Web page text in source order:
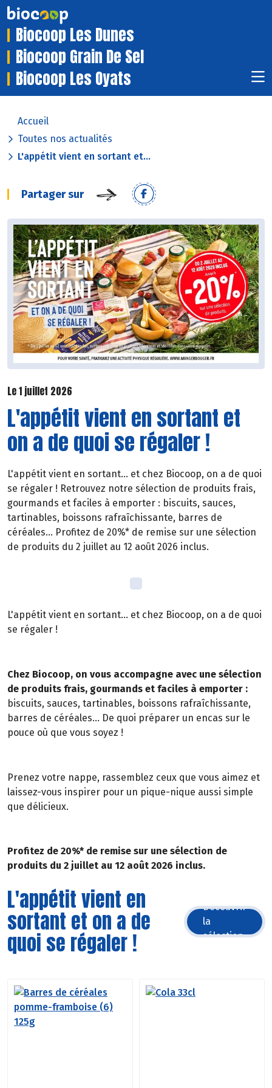
Biocoop Les Dunes
Biocoop Grain De Sel
Biocoop Les Oyats
Accueil
Toutes nos actualités
L'appétit vient en sortant et...
Partager sur
Le 1 juillet 2026
L'appétit vient en sortant et
on a de quoi se régaler !
L'appétit vient en sortant... et chez Biocoop, on a de quoi
se régaler ! Retrouvez notre sélection de produits frais,
gourmands et faciles à emporter : biscuits, sauces,
tartinables, boissons rafraîchissante, barres de
céréales... Profitez de 20%* de remise sur une sélection
de produits du 2 juillet au 12 août 2026 inclus.
L'appétit vient en sortant... et chez Biocoop, on a de quoi
se régaler !
Chez Biocoop, on vous accompagne avec une sélection
de produits frais, gourmands et faciles à emporter :
biscuits, sauces, tartinables, boissons rafraîchissante,
barres de céréales... De quoi préparer un encas sur le
pouce où que vous soyez !
Prenez votre nappe, rassemblez ceux que vous aimez et
laissez-vous inspirer pour un pique-nique aussi simple
que délicieux.
Profitez de 20%* de remise sur une sélection de
produits du 2 juillet au 12 août 2026 inclus.
L'appétit vient en
sortant et on a de
quoi se régaler !
Découvrir
la
sélection